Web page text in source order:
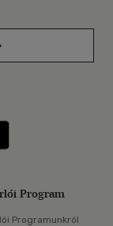
meg: Google
Program
Programunkról